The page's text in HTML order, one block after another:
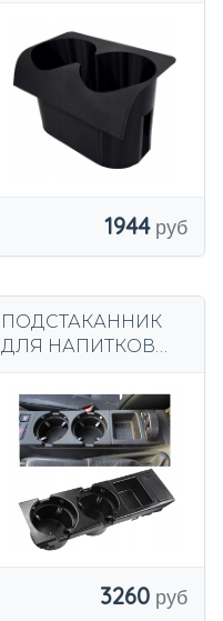
ЗАДНЕЙ
ПЕПЕЛЬНИЦЫ
1944
ПОДСТАКАННИК
ДЛЯ НАПИТКОВ
ДЛЯ МОНЕТНИК
BMW E46 ЧЕРНЫЙ
3260